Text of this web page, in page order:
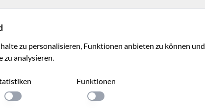
zu personalisieren, Funktionen anbieten zu können und
analysieren.
Einstellung anwenden
Funktionen
Einstellung anwenden